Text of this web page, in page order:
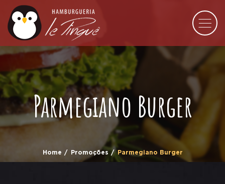
Parmegiano Burger
Home Promoções Parmegiano Burger